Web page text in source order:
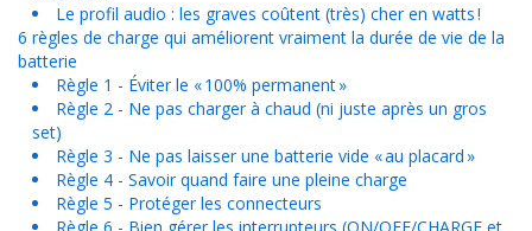
Le profil audio : les graves coûtent (très) cher en watts !
6 règles de charge qui améliorent vraiment la durée de vie de la
batterie
Règle 1 - Éviter le « 100% permanent »
Règle 2 - Ne pas charger à chaud (ni juste après un gros
set)
Règle 3 - Ne pas laisser une batterie vide « au placard »
Règle 4 - Savoir quand faire une pleine charge
Règle 5 - Protéger les connecteurs
Règle 6 - Bien gérer les interrupteurs (ON/OFF/CHARGE et